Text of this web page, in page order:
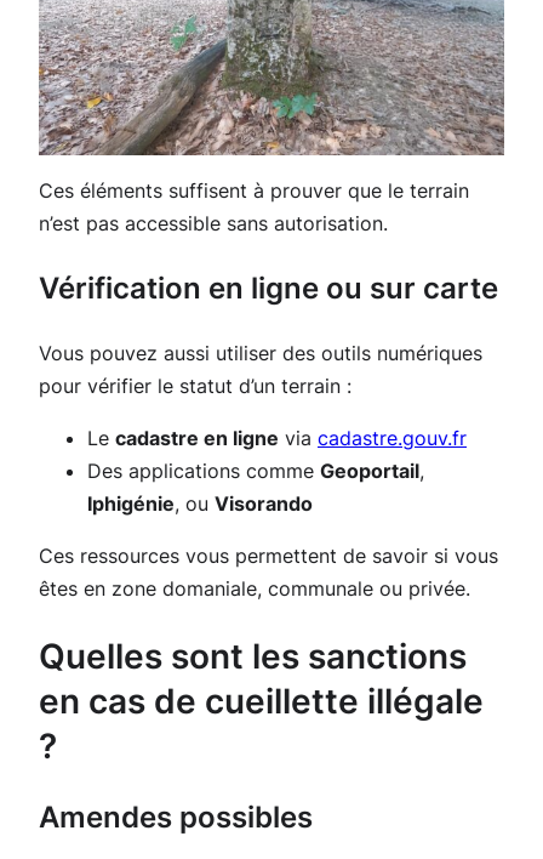
Ces éléments suffisent à prouver que le terrain
n’est pas accessible sans autorisation.
Vérification en ligne ou sur carte
Vous pouvez aussi utiliser des outils numériques
pour vérifier le statut d’un terrain :
Le cadastre en ligne via cadastre.gouv.fr
Des applications comme Geoportail,
Iphigénie, ou Visorando
Ces ressources vous permettent de savoir si vous
êtes en zone domaniale, communale ou privée.
Quelles sont les sanctions
en cas de cueillette illégale
?
Amendes possibles